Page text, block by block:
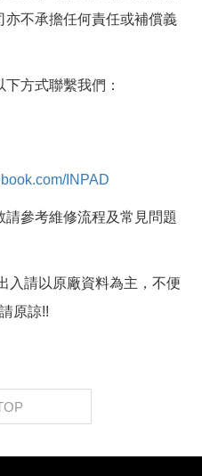
不承擔任何責任或補償義
方式聯繫我們：
INPAD
參考維修流程及常見問題
入請以原廠資料為主，不便
原諒!!